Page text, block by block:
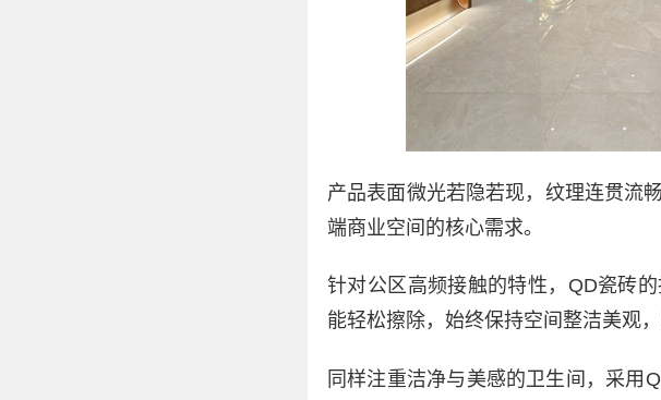
产品表面微光若隐若现，纹理连贯流
端商业空间的核心需求。
针对公区高频接触的特性，QD瓷砖
能轻松擦除，始终保持空间整洁美观
同样注重洁净与美感的卫生间，采用